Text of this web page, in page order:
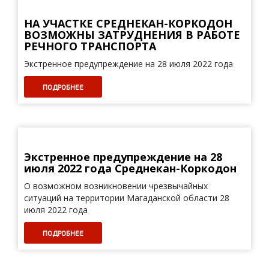
НА УЧАСТКЕ СРЕДНЕКАН-КОРКОДОН
ВОЗМОЖНЫ ЗАТРУДНЕНИЯ В РАБОТЕ
РЕЧНОГО ТРАНСПОРТА
Экстренное предупреждение на 28 июля 2022 года
ПОДРОБНЕЕ
Экстренное предупреждение на 28
июля 2022 года Среднекан-Коркодон
О возможном возникновении чрезвычайных
ситуаций на территории Магаданской области 28
июля 2022 года
ПОДРОБНЕЕ